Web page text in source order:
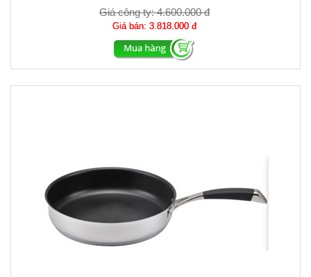
Giá công ty:4.600.000 đ
Giá bán: 3.818.000 đ